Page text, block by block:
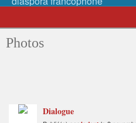
Photos
Dialogue